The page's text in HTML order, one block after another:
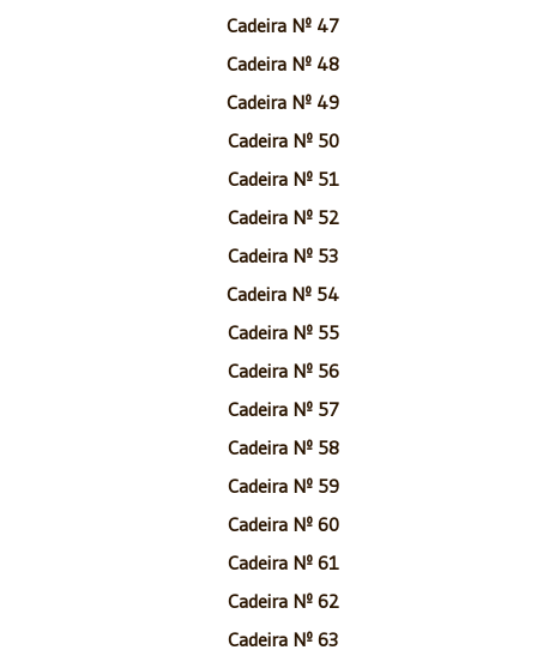
Cadeira Nº 47
Cadeira Nº 48
Cadeira Nº 49
Cadeira Nº 50
Cadeira Nº 51
Cadeira Nº 52
Cadeira Nº 53
Cadeira Nº 54
Cadeira Nº 55
Cadeira Nº 56
Cadeira Nº 57
Cadeira Nº 58
Cadeira Nº 59
Cadeira Nº 60
Cadeira Nº 61
Cadeira Nº 62
Cadeira Nº 63